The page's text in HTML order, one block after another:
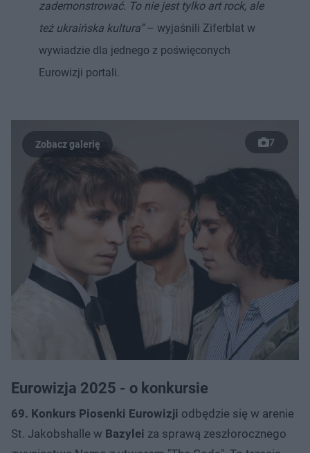
zademonstrować. To nie jest tylko art rock, ale
też ukraińska kultura”– wyjaśnili Ziferblat w
wywiadzie dla jednego z poświęconych
Eurowizji portali.
7
Eurowizja 2025 - o konkursie
69. Konkurs Piosenki Eurowizji odbędzie się w arenie
St. Jakobshalle w Bazylei za sprawą zeszłorocznego